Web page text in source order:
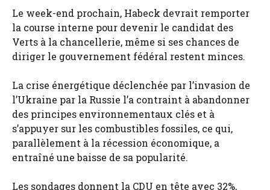
Le week-end prochain, Habeck devrait remporter
la course interne pour devenir le candidat des
Verts à la chancellerie, même si ses chances de
diriger le gouvernement fédéral restent minces.
La crise énergétique déclenchée par l’invasion de
l’Ukraine par la Russie l’a contraint à abandonner
des principes environnementaux clés et à
s’appuyer sur les combustibles fossiles, ce qui,
parallèlement à la récession économique, a
entraîné une baisse de sa popularité.
Les sondages donnent la CDU en tête avec 32%,